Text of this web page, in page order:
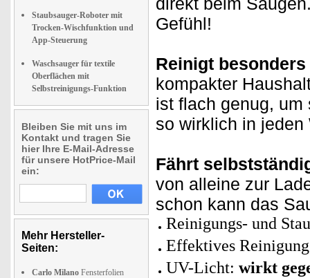
Staubsauger-Roboter mit
Trocken-Wischfunktion und
App-Steuerung
Waschsauger für textile
Oberflächen mit
Selbstreinigungs-Funktion
Bleiben Sie mit uns im
Kontakt und tragen Sie
hier Ihre E-Mail-Adresse
für unsere HotPrice-Mail
ein:
Mehr Hersteller-
Seiten:
Carlo Milano Fensterfolien
Gefühl!
Reinigt
kompakter
ist flach genug,
so wirklich in
Fährt
von alleine zur
schon kann das
Reinigungs- und
Effektives
UV-Licht: wirkt